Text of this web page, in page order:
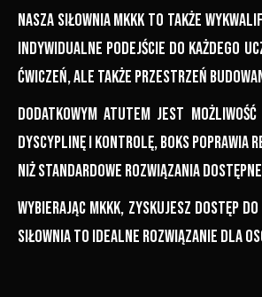
Nasza siłownia MKKK to także
indywidualne podejście do każdego
ćwiczeń, ale także przestrzeń
Dodatkowym atutem jest
dyscyplinę i kontrolę, boks poprawia
niż standardowe rozwiązania
Wybierając MKKK, zyskujesz dostęp
siłownia to idealne rozwiązanie dla